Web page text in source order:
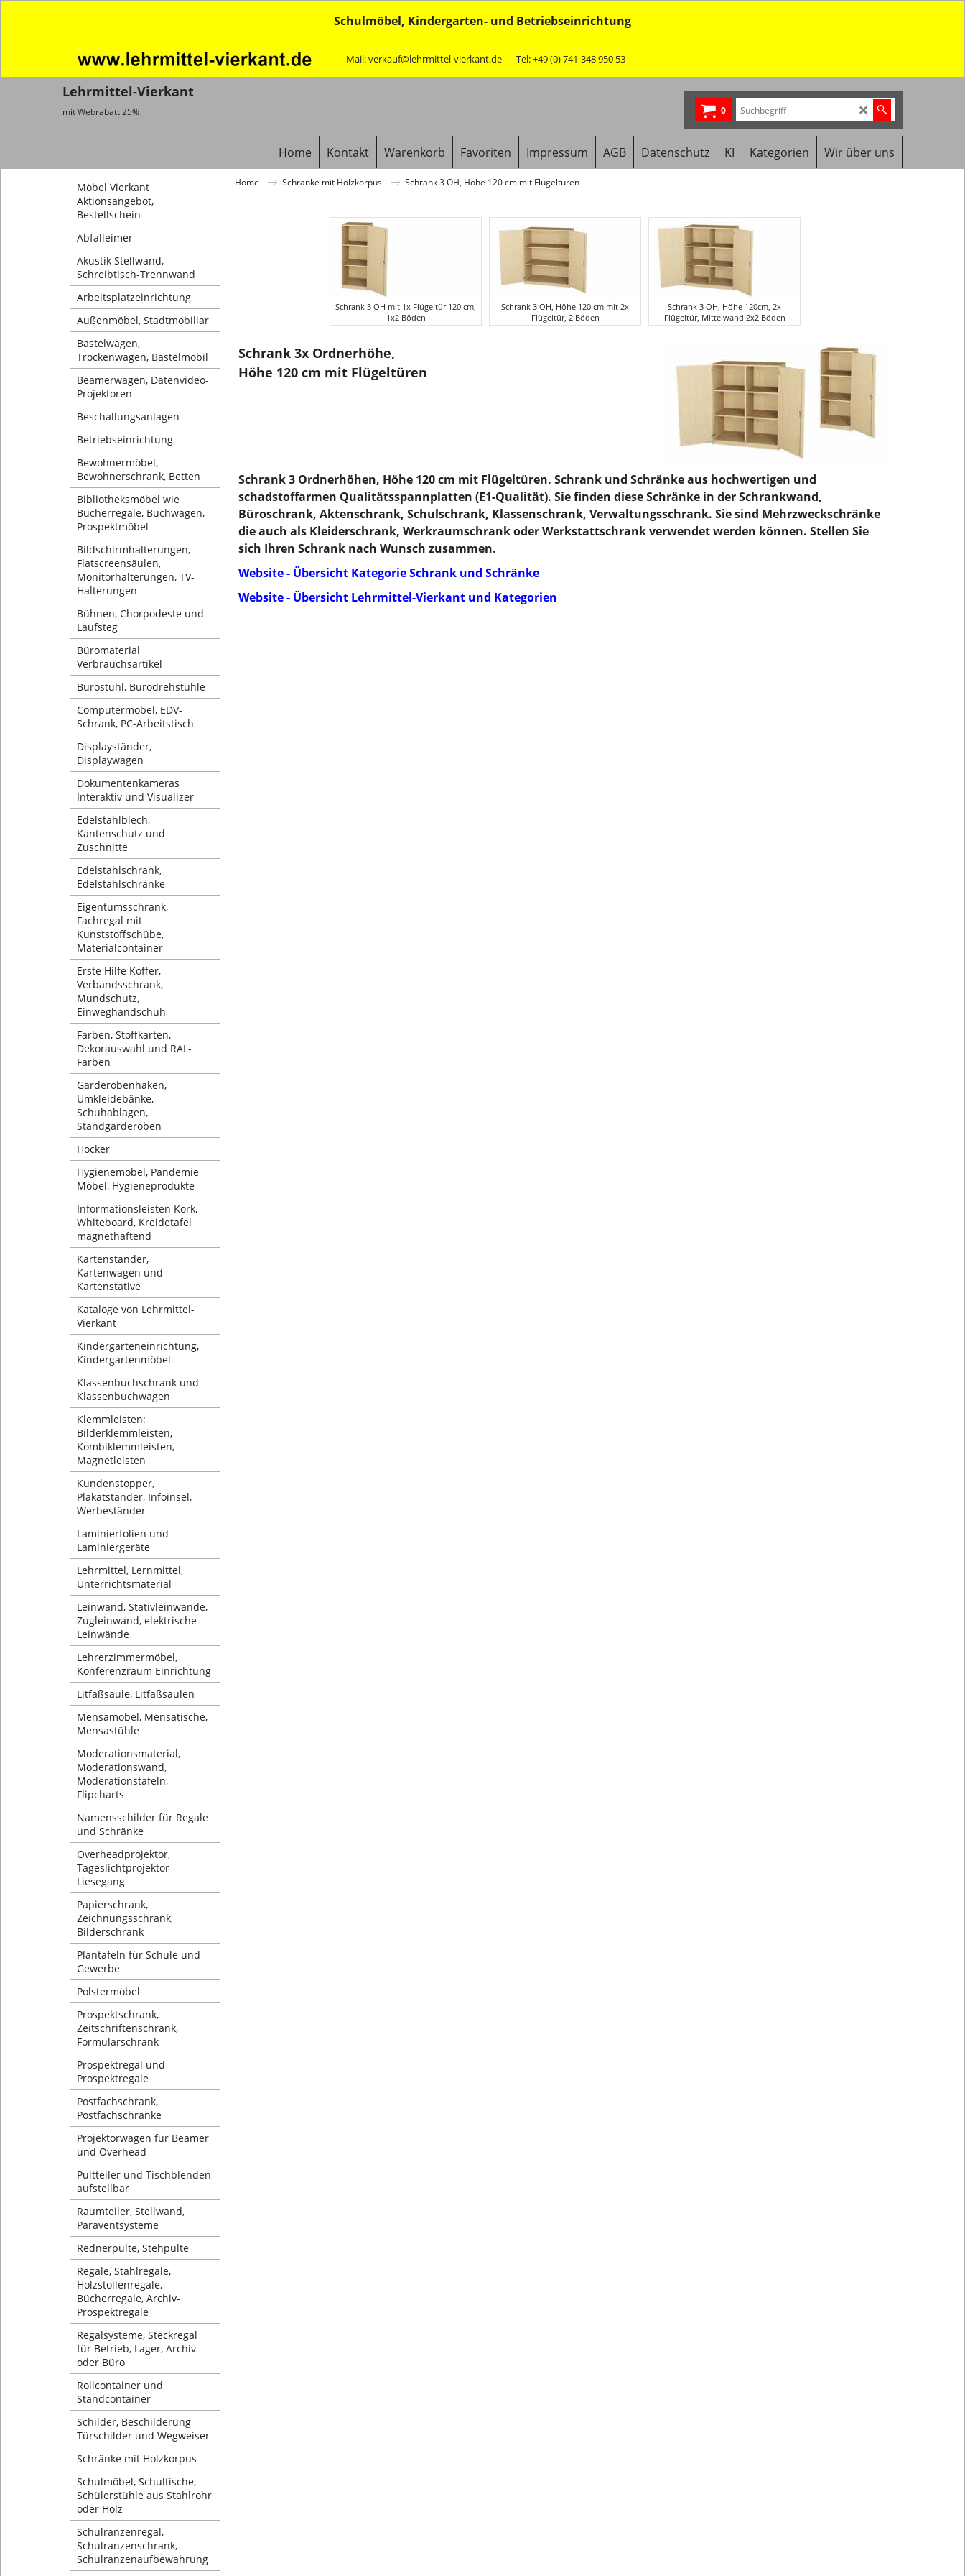
Schulmöbel, Kindergarten- und Betriebseinrichtung
Mail: verkauf@lehrmittel-vierkant.de Tel: +49 (0) 741-348 950 53
Lehrmittel-Vierkant
mit Webrabatt 25% 0
Home Kontakt Warenkorb Favoriten Impressum AGB Datenschutz KI Kategorien Wir über uns
Möbel Vierkant
Aktionsangebot,
Bestellschein
Abfalleimer
Akustik Stellwand,
Schreibtisch-Trennwand
Arbeitsplatzeinrichtung
Außenmöbel, Stadtmobiliar
Bastelwagen,
Trockenwagen, Bastelmobil
Beamerwagen, Datenvideo-
Projektoren
Beschallungsanlagen
Betriebseinrichtung
Bewohnermöbel,
Bewohnerschrank, Betten
Bibliotheksmöbel wie
Bücherregale, Buchwagen,
Prospektmöbel
Bildschirmhalterungen,
Flatscreensäulen,
Monitorhalterungen, TV-
Halterungen
Bühnen, Chorpodeste und
Laufsteg
Büromaterial
Verbrauchsartikel
Bürostuhl, Bürodrehstühle
Computermöbel, EDV-
Schrank, PC-Arbeitstisch
Displayständer,
Displaywagen
Dokumentenkameras
Interaktiv und Visualizer
Edelstahlblech,
Kantenschutz und
Zuschnitte
Edelstahlschrank,
Edelstahlschränke
Eigentumsschrank,
Fachregal mit
Kunststoffschübe,
Materialcontainer
Erste Hilfe Koffer,
Verbandsschrank,
Mundschutz,
Einweghandschuh
Farben, Stoffkarten,
Dekorauswahl und RAL-
Farben
Garderobenhaken,
Umkleidebänke,
Schuhablagen,
Standgarderoben
Hocker
Hygienemöbel, Pandemie
Möbel, Hygieneprodukte
Informationsleisten Kork,
Whiteboard, Kreidetafel
magnethaftend
Kartenständer,
Kartenwagen und
Kartenstative
Kataloge von Lehrmittel-
Vierkant
Kindergarteneinrichtung,
Kindergartenmöbel
Klassenbuchschrank und
Klassenbuchwagen
Klemmleisten:
Bilderklemmleisten,
Kombiklemmleisten,
Magnetleisten
Kundenstopper,
Plakatständer, Infoinsel,
Werbeständer
Laminierfolien und
Laminiergeräte
Lehrmittel, Lernmittel,
Unterrichtsmaterial
Leinwand, Stativleinwände,
Zugleinwand, elektrische
Leinwände
Lehrerzimmermöbel,
Konferenzraum Einrichtung
Litfaßsäule, Litfaßsäulen
Mensamöbel, Mensatische,
Mensastühle
Moderationsmaterial,
Moderationswand,
Moderationstafeln,
Flipcharts
Namensschilder für Regale
und Schränke
Overheadprojektor,
Tageslichtprojektor
Liesegang
Papierschrank,
Zeichnungsschrank,
Bilderschrank
Plantafeln für Schule und
Gewerbe
Polstermöbel
Prospektschrank,
Zeitschriftenschrank,
Formularschrank
Prospektregal und
Prospektregale
Postfachschrank,
Postfachschränke
Projektorwagen für Beamer
und Overhead
Pultteiler und Tischblenden
aufstellbar
Raumteiler, Stellwand,
Paraventsysteme
Rednerpulte, Stehpulte
Regale, Stahlregale,
Holzstollenregale,
Bücherregale, Archiv-
Prospektregale
Regalsysteme, Steckregal
für Betrieb, Lager, Archiv
oder Büro
Rollcontainer und
Standcontainer
Schilder, Beschilderung
Türschilder und Wegweiser
Schränke mit Holzkorpus
Schulmöbel, Schultische,
Schülerstühle aus Stahlrohr
oder Holz
Schulranzenregal,
Schulranzenschrank,
Schulranzenaufbewahrung
Home Schränke mit Holzkorpus Schrank 3 OH, Höhe 120 cm mit Flügeltüren
Schrank 3 OH mit 1x Flügeltür 120 cm,
1x2 Böden
Schrank 3 OH, Höhe 120 cm mit 2x
Flügeltür, 2 Böden
Schrank 3 OH, Höhe 120cm, 2x
Flügeltür, Mittelwand 2x2 Böden
Schrank 3x Ordnerhöhe,
Höhe 120 cm mit Flügeltüren
Schrank 3 Ordnerhöhen, Höhe 120 cm mit Flügeltüren. Schrank und Schränke aus hochwertigen und
schadstoffarmen Qualitätsspannplatten (E1-Qualität). Sie finden diese Schränke in der Schrankwand,
Büroschrank, Aktenschrank, Schulschrank, Klassenschrank, Verwaltungsschrank. Sie sind Mehrzweckschränke
die auch als Kleiderschrank, Werkraumschrank oder Werkstattschrank verwendet werden können. Stellen Sie
sich Ihren Schrank nach Wunsch zusammen.
Website - Übersicht Kategorie Schrank und Schränke
Website - Übersicht Lehrmittel-Vierkant und Kategorien